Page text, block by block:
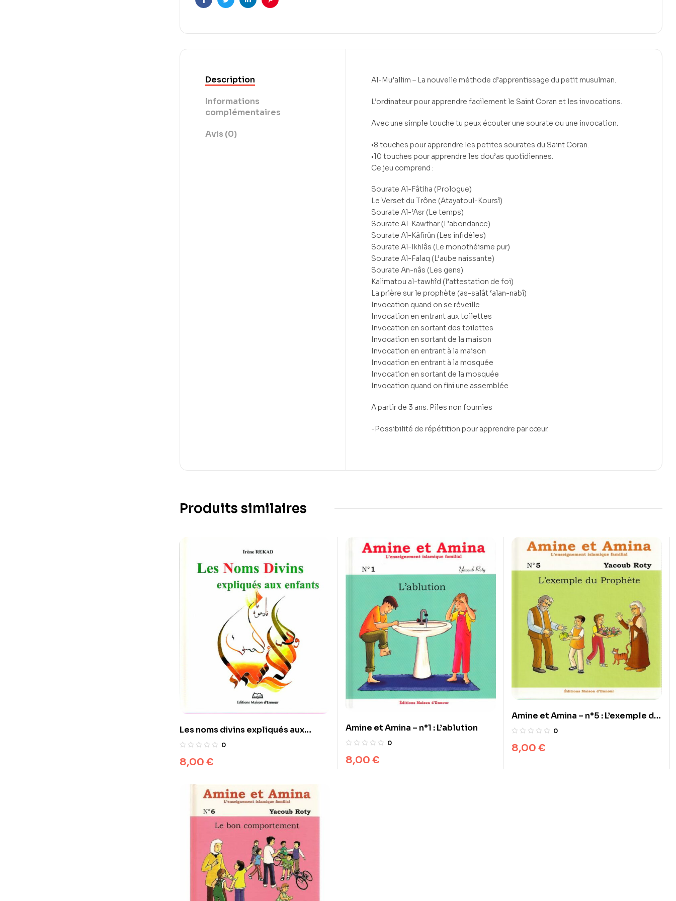
FacebookTwitterLinkedInPinterest
Description
Informations
complémentaires
Avis (0)
Al-Mu’allim – La nouvelle méthode d’apprentissage du petit musulman.
L’ordinateur pour apprendre facilement le Saint Coran et les invocations.
Avec une simple touche tu peux écouter une sourate ou une invocation.
•8 touches pour apprendre les petites sourates du Saint Coran.
•10 touches pour apprendre les dou’as quotidiennes.
Ce jeu comprend :
Sourate Al-Fâtiha (Prologue)
Le Verset du Trône (Atayatoul-Koursî)
Sourate Al-‘Asr (Le temps)
Sourate Al-Kawthar (L’abondance)
Sourate Al-Kâfirûn (Les infidèles)
Sourate Al-Ikhlâs (Le monothéisme pur)
Sourate Al-Falaq (L’aube naissante)
Sourate An-nâs (Les gens)
Kalimatou al-tawhîd (l’attestation de foi)
La prière sur le prophète (as-salât ‘alan-nabî)
Invocation quand on se réveille
Invocation en entrant aux toilettes
Invocation en sortant des toilettes
Invocation en sortant de la maison
Invocation en entrant à la maison
Invocation en entrant à la mosquée
Invocation en sortant de la mosquée
Invocation quand on fini une assemblée
A partir de 3 ans. Piles non fournies
-Possibilité de répétition pour apprendre par cœur.
Produits similaires
Les noms divins expliqués aux
enfants
0
8,00 €
Amine et Amina – n°1 : L’ablution
0
8,00 €
Amine et Amina – n°5 : L’exemple du
Prophète 0
8,00 €